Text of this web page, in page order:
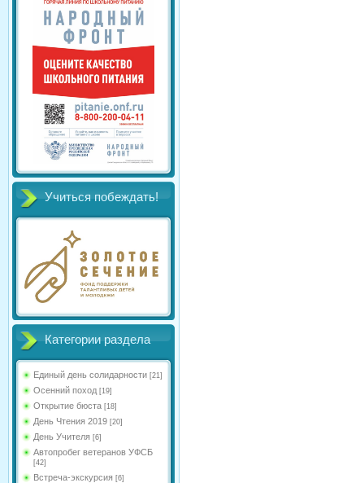
Учиться побеждать!
Категории раздела
Единый день солидарности [21]
Осенний поход [19]
Открытие бюста [18]
День Чтения 2019 [20]
День Учителя [6]
Автопробег ветеранов УФСБ
[42]
Встреча-экскурсия [6]